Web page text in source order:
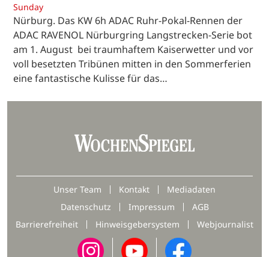
Sunday
Nürburg. Das KW 6h ADAC Ruhr-Pokal-Rennen der
ADAC RAVENOL Nürburgring Langstrecken-Serie bot
am 1. August bei traumhaftem Kaiserwetter und vor
voll besetzten Tribünen mitten in den Sommerferien
eine fantastische Kulisse für das…
Unser Team Kontakt
Mediadaten
Datenschutz
Impressum
AGB
Barrierefreiheit
Hinweisgebersystem Webjournalist